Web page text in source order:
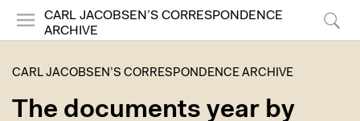
CARL JACOBSEN’S CORRESPONDENCE
ARCHIVE
CARL JACOBSEN’S CORRESPONDENCE ARCHIVE
The documents year by